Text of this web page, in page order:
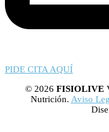
PIDE CITA AQUÍ
© 2026 FISIOLIVE
Nutrición. Aviso